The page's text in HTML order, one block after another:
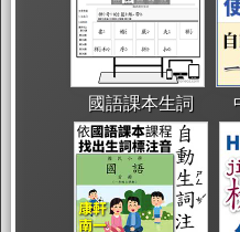
國語課本生詞